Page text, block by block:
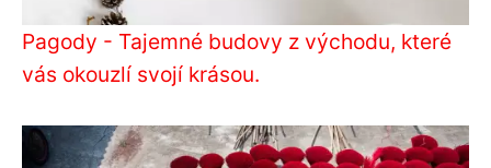
Pagody - Tajemné budovy z východu, které
vás okouzlí svojí krásou.